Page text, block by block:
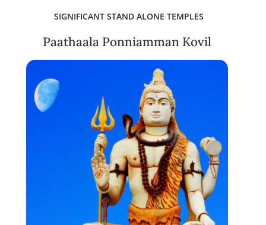
SIGNIFICANT STAND ALONE TEMPLES
Paathaala Ponniamman Kovil